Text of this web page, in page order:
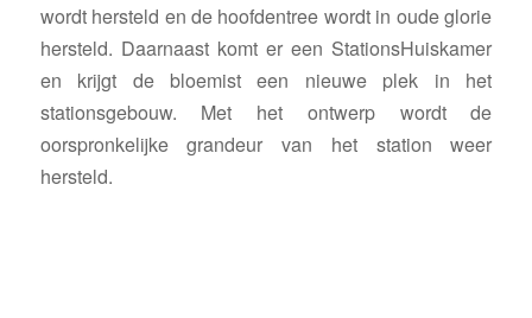
wordt hersteld en de hoofdentree wordt in oude glorie
hersteld. Daarnaast komt er een StationsHuiskamer
en krijgt de bloemist een nieuwe plek in het
stationsgebouw. Met het ontwerp wordt de
oorspronkelijke grandeur van het station weer
hersteld.